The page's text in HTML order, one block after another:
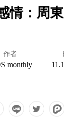
情：周
作者
monthly